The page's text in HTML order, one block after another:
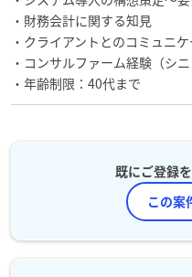
・財務会計に関する知見
・クライアントとのコミュニ
・コンサルファーム経験（シ
・年齢制限：40代まで
既にご登録
この案